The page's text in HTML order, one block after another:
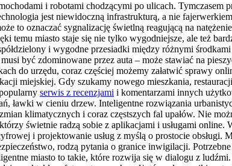
i robotami chodzącymi po ulicach. Tymczasem
jest niewidoczną infrastrukturą, a nie
to oznaczać sygnalizację świetlną reagującą na
temu miasto staje się nie tylko wygodniejsze, ale też
i wygodne przesiadki między różnymi
być zdominowane przez auta – może stawiać na
do urzędu, coraz częściej możemy załatwić sprawy
miejskiej. Gdy szukamy nowego mieszkania,
serwis z recenzjami i komentarzami innych
ławki w cieniu drzew. Inteligentne rozwiązania
klimatycznych i coraz częstszych fal upałów. Nie
świetnie radzą sobie z aplikacjami i usługami online.
i projektowanie usług z myślą o prostocie obsługi.
rodzą pytania o granice inwigilacji. Potrzebne
miasto to takie, które rozwija się w dialogu z